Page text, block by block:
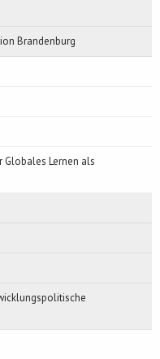
Brandenburg
Lernen als